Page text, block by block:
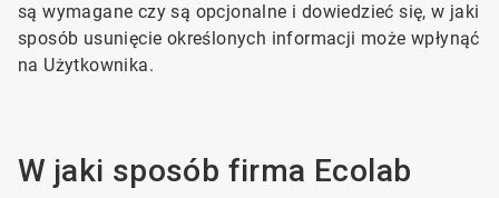
są wymagane czy są opcjonalne i dowiedzieć się, w jaki
sposób usunięcie określonych informacji może wpłynąć
na Użytkownika.
W jaki sposób firma Ecolab